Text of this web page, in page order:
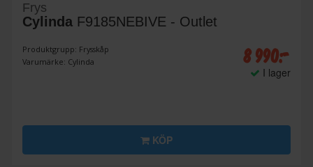
Frys
Cylinda F9185NEBIVE - Outlet
Produktgrupp: Frysskåp
Varumärke: Cylinda
8 990:-
I lager
KÖP